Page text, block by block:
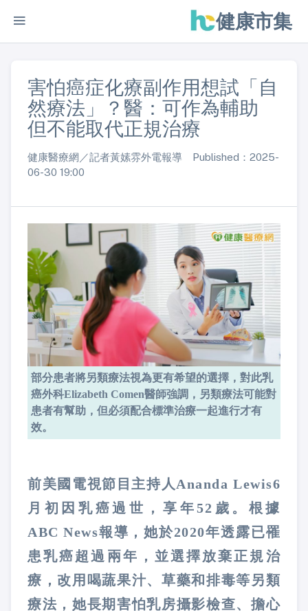
健康市集
害怕癌症化療副作用想試「自
然療法」？醫：可作為輔助
但不能取代正規治療
健康醫療網／記者黃嫊雰外電報導 Published：2025-
06-30 19:00
部分患者將另類療法視為更有希望的選擇，對此乳
癌外科Elizabeth Comen醫師強調，另類療法可能對
患者有幫助，但必須配合標準治療一起進行才有
效。
前美國電視節目主持人Ananda Lewis6
月初因乳癌過世，享年52歲。根據
ABC News報導，她於2020年透露已罹
患乳癌超過兩年，並選擇放棄正規治
療，改用喝蔬果汁、草藥和排毒等另類
療法，她長期害怕乳房攝影檢查、擔心